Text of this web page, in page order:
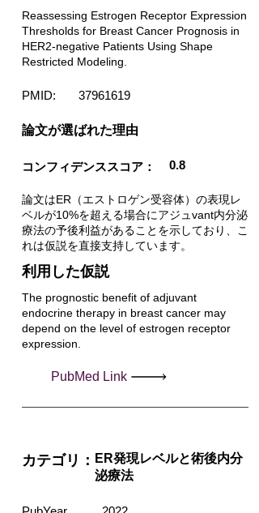
Reassessing Estrogen Receptor Expression
Thresholds for Breast Cancer Prognosis in
HER2-negative Patients Using Shape
Restricted Modeling.
PMID: 37961619
​論文が選ばれた理由
コンフィデンススコア： 0.8
論文はER（エストロゲン受容体）の表現レ
ベルが10%を超える場合にアジュvant内分泌
療法の予後利益があることを示しており、こ
れは仮説を直接支持しています。
利用した仮説
The prognostic benefit of adjuvant
endocrine therapy in breast cancer may
depend on the level of estrogen receptor
expression.
PubMed Link
カテゴリ： ER発現レベルと術後内分
泌療法